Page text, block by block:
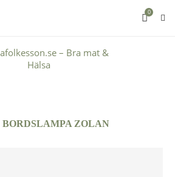
0
BORDSLAMPA ZOLAN